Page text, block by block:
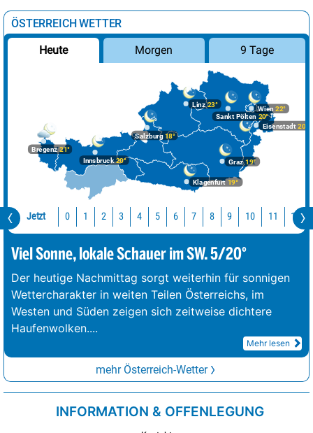
ÖSTERREICH WETTER
Heute Morgen 9 Tage
Bregenz21°
Graz19°
Innsbruck20°
Klagenfurt 19°
Linz23°
Salzburg18°
Wien 22°
Eisenstadt 20°
Sankt Pölten 20°
Jetzt 0 1 2 3 4 5 6 7 8 9 10 11 12
Viel Sonne, lokale Schauer im SW. 5/20°
Der heutige Nachmittag sorgt weiterhin für sonnigen
Wettercharakter in weiten Teilen Österreichs, im
Westen und Süden zeigen sich zeitweise dichtere
Haufenwolken....
Mehr lesen
mehr Österreich-Wetter
INFORMATION & OFFENLEGUNG